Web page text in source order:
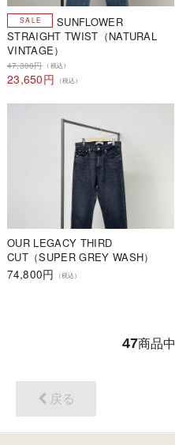
SUNFLOWER
STRAIGHT TWIST（NATURAL
VINTAGE）
47,300円 （税込）
23,650円 （税込）
OUR LEGACY THIRD
CUT（SUPER GREY WASH）
74,800円
（税込）
47商品中
戻る